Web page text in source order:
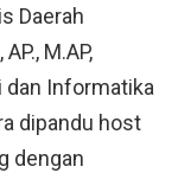
Daerah
M.AP,
dan Informatika
dipandu host
dengan